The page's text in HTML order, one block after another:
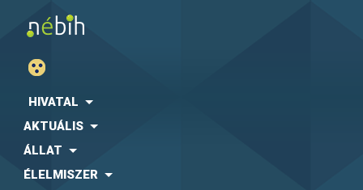
HIVATAL
AKTUÁLIS
ÁLLAT
ÉLELMISZER